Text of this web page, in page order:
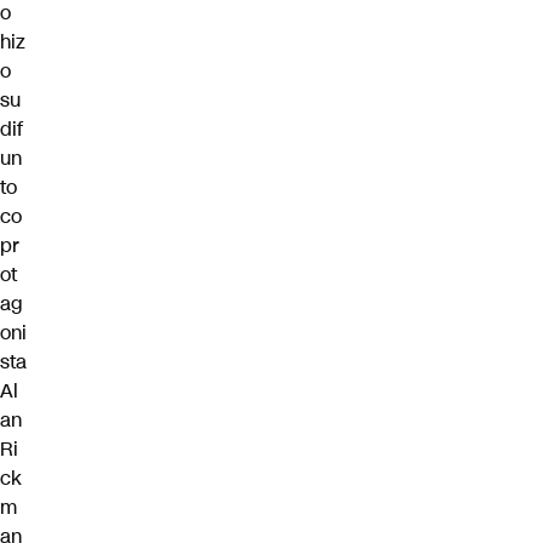
o
hiz
o
su
dif
un
to
co
pr
ot
ag
oni
sta
Al
an
Ri
ck
m
an